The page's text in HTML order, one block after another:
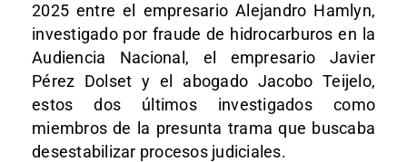
2025 entre el empresario Alejandro Hamlyn,
investigado por fraude de hidrocarburos en la
Audiencia Nacional, el empresario Javier
Pérez Dolset y el abogado Jacobo Teijelo,
estos dos últimos investigados como
miembros de la presunta trama que buscaba
desestabilizar procesos judiciales.